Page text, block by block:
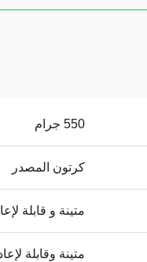
550 جرام
كرتون المصدر
متينة و قابلة
متينة وقابلة